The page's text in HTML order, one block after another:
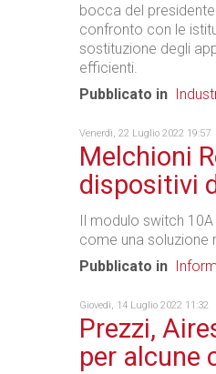
bocca del
confronto con le
sostituzione degli
efficienti.
Pubblicato in
Venerdì, 22 Luglio 2022 19:57
Melchioni
dispositivi
Il modulo switch
come una soluzione
Pubblicato in
Giovedì, 14 Luglio 2022 11:32
Prezzi,
per alcune